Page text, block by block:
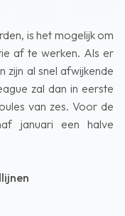
is het mogelijk om
af te werken. Als er
zijn al snel afwijkende
zal dan in eerste
van zes. Voor de
januari een halve